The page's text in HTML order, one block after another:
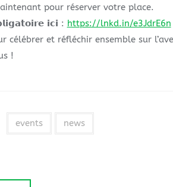
pour réserver votre place.
𝗶𝗰𝗶 : https://lnkd.in/e3JdrE6n
célébrer et réfléchir ensemble sur
!
events news